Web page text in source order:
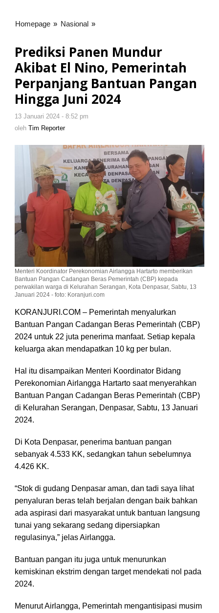
Homepage » Nasional »
Akibat
El
Nino,
Pemerintah
Perpanjang
2024
Prediksi Panen Mundur
Akibat El Nino, Pemerintah
Perpanjang Bantuan Pangan
Hingga Juni 2024
13 Januari 2024 - 8:52 pm
oleh Tim Reporter
Menteri Koordinator Perekonomian Airlangga Hartarto memberikan
Bantuan Pangan Cadangan Beras Pemerintah (CBP) kepada
perwakilan warga di Kelurahan Serangan, Kota Denpasar, Sabtu, 13
Januari 2024 - foto: Koranjuri.com
KORANJURI.COM – Pemerintah menyalurkan
Bantuan Pangan Cadangan Beras Pemerintah (CBP)
2024 untuk 22 juta penerima manfaat. Setiap kepala
keluarga akan mendapatkan 10 kg per bulan.
Hal itu disampaikan Menteri Koordinator Bidang
Perekonomian Airlangga Hartarto saat menyerahkan
Bantuan Pangan Cadangan Beras Pemerintah (CBP)
di Kelurahan Serangan, Denpasar, Sabtu, 13 Januari
2024.
Di Kota Denpasar, penerima bantuan pangan
sebanyak 4.533 KK, sedangkan tahun sebelumnya
4.426 KK.
“Stok di gudang Denpasar aman, dan tadi saya lihat
penyaluran beras telah berjalan dengan baik bahkan
ada aspirasi dari masyarakat untuk bantuan langsung
tunai yang sekarang sedang dipersiapkan
regulasinya,” jelas Airlangga.
Bantuan pangan itu juga untuk menurunkan
kemiskinan ekstrim dengan target mendekati nol pada
2024.
Menurut Airlangga, Pemerintah mengantisipasi musim